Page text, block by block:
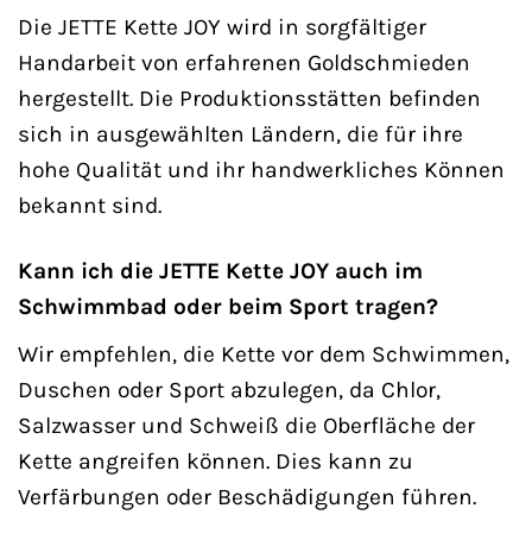
Die JETTE Kette JOY wird in sorgfältiger
Handarbeit von erfahrenen Goldschmieden
hergestellt. Die Produktionsstätten befinden
sich in ausgewählten Ländern, die für ihre
hohe Qualität und ihr handwerkliches Können
bekannt sind.
Kann ich die JETTE Kette JOY auch im
Schwimmbad oder beim Sport tragen?
Wir empfehlen, die Kette vor dem Schwimmen,
Duschen oder Sport abzulegen, da Chlor,
Salzwasser und Schweiß die Oberfläche der
Kette angreifen können. Dies kann zu
Verfärbungen oder Beschädigungen führen.